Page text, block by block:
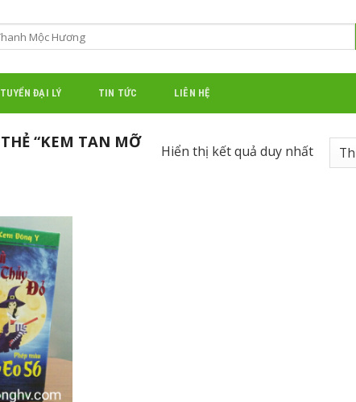
TUYỂN ĐẠI LÝ TIN TỨC LIÊN HỆ
“KEM TAN MỠ
Hiển thị kết quả duy nhất